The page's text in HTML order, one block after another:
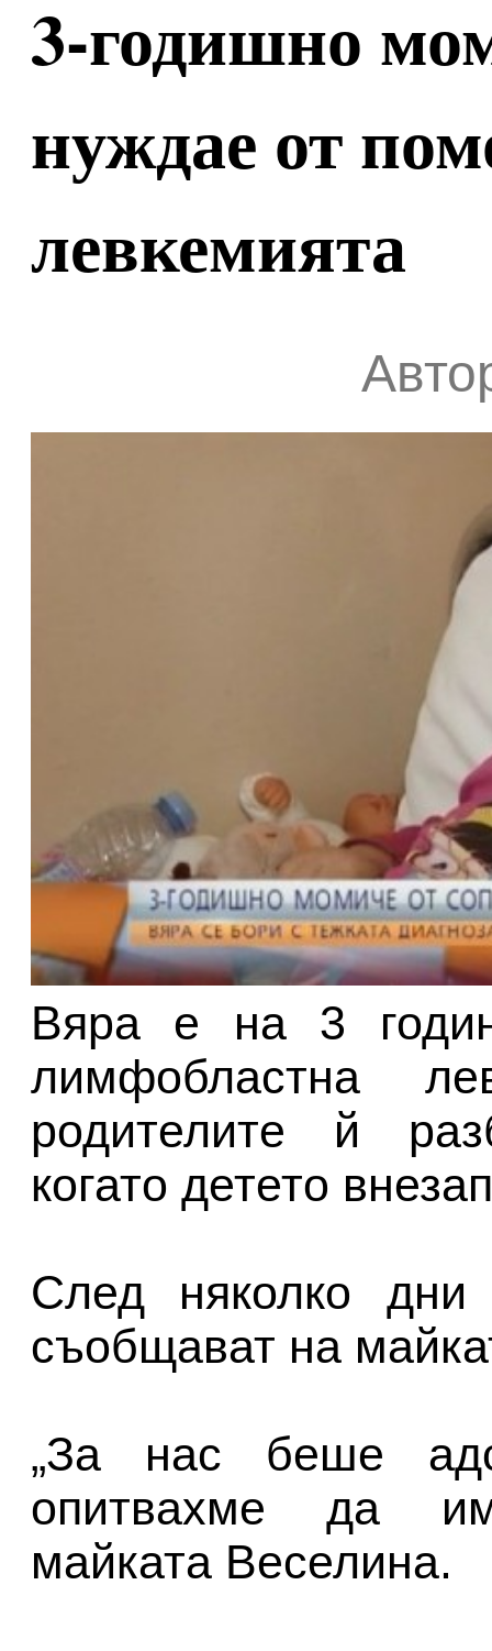
3-годишно
нуждае от
левкемията
Вяра е на 3
лимфобластна
родителите й
когато детето
След няколко дни
съобщават на
„За нас беше
опитвахме да
майката Веселина.